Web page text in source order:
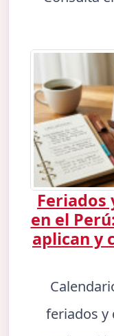
Feriados
en el
aplican y
feriados y